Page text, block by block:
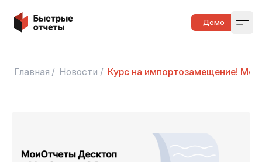
Быстрые отчеты Демо
Главная / Новости / Курс на импортозамещение!